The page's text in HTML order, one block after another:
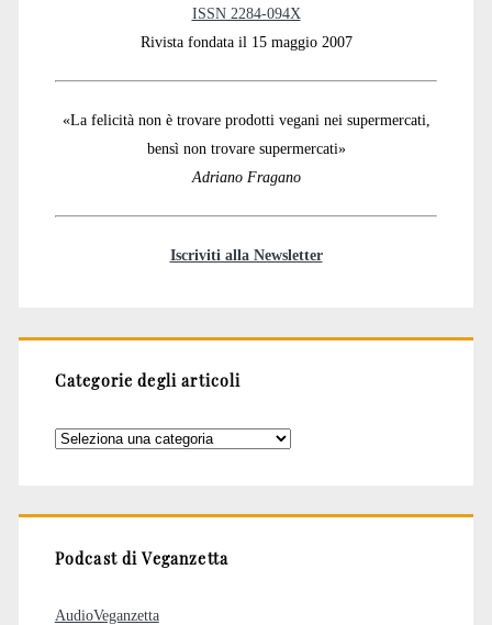
ISSN 2284-094X
Rivista fondata il 15 maggio 2007
«La felicità non è trovare prodotti vegani nei supermercati,
bensì non trovare supermercati»
Adriano Fragano
Iscriviti alla Newsletter
Categorie degli articoli
Categorie
Podcast di Veganzetta
AudioVeganzetta